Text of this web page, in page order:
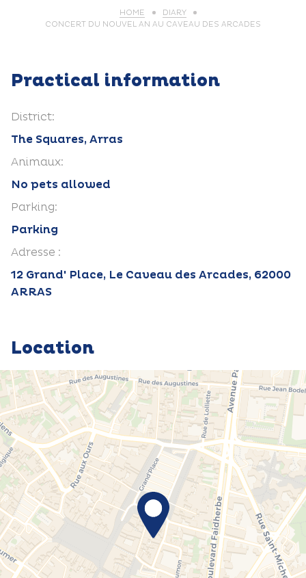
HOME
DIARY
CONCERT DU NOUVEL AN AU CAVEAU DES ARCADES
Practical information
District:
The Squares, Arras
Animaux:
No pets allowed
Parking:
Parking
Adresse :
12 Grand' Place, Le Caveau des Arcades, 62000
ARRAS
Location